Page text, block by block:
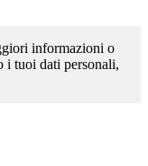
informazioni o
i tuoi dati personali,